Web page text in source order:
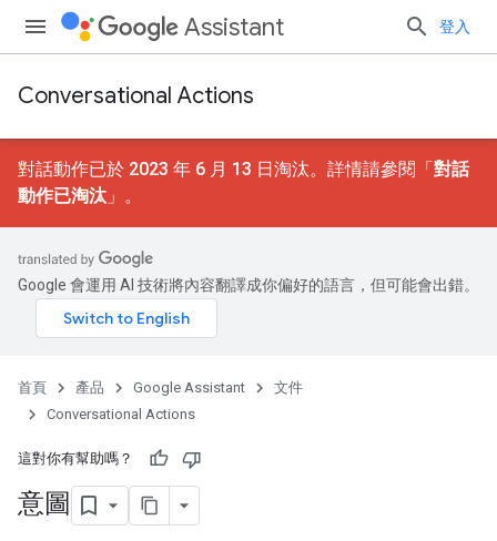
Assistant 登入
Conversational Actions
對話動作已於 2023 年 6 月 13 日淘汰。詳情請參閱「對話
動作已淘汰 」。
Google 會運用 AI 技術將內容翻譯成你偏好的語言，但可能會出錯。
首頁 產品 Google Assistant
文件
Conversational Actions
這對你有幫助嗎？
意圖